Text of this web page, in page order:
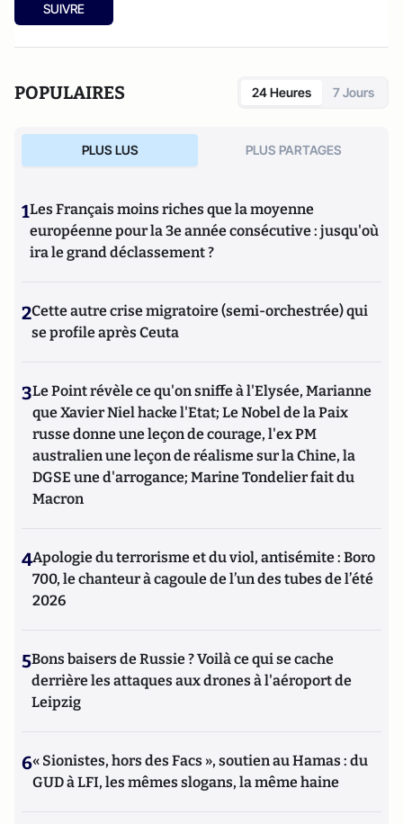
SUIVRE
POPULAIRES 24 Heures 7 Jours
PLUS LUS PLUS PARTAGES
1Les Français moins riches que la moyenne
européenne pour la 3e année consécutive : jusqu'où
ira le grand déclassement ?
2Cette autre crise migratoire (semi-orchestrée) qui
se profile après Ceuta
3Le Point révèle ce qu'on sniffe à l'Elysée, Marianne
que Xavier Niel hacke l'Etat; Le Nobel de la Paix
russe donne une leçon de courage, l'ex PM
australien une leçon de réalisme sur la Chine, la
DGSE une d'arrogance; Marine Tondelier fait du
Macron
4Apologie du terrorisme et du viol, antisémite : Boro
700, le chanteur à cagoule de l’un des tubes de l’été
2026
5Bons baisers de Russie ? Voilà ce qui se cache
derrière les attaques aux drones à l'aéroport de
Leipzig
6« Sionistes, hors des Facs », soutien au Hamas : du
GUD à LFI, les mêmes slogans, la même haine